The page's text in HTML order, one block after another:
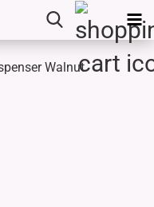
Walnut